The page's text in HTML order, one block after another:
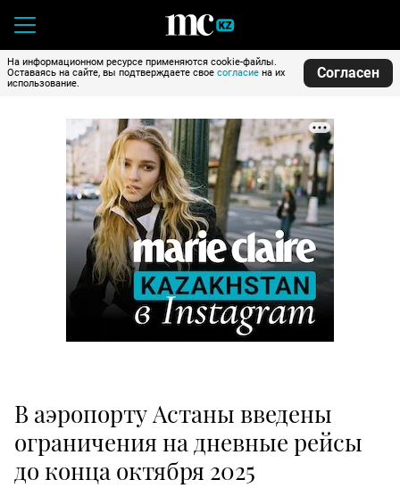
На информационном ресурсе применяются cookie-файлы.
Оставаясь на сайте, вы подтверждаете свое согласие на их
использование.
Согласен
В аэропорту Астаны введены
ограничения на дневные рейсы
до конца октября 2025